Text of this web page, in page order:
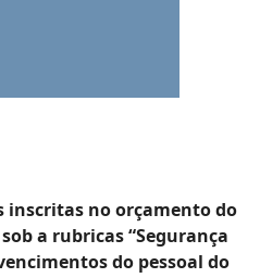
inscritas no orçamento do
a rubricas “Segurança
do pessoal do